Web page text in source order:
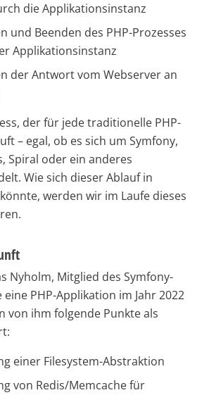
die Applikationsinstanz
und Beenden des PHP-Prozesses
Applikationsinstanz
der Antwort vom Webserver an
der für jede traditionelle PHP-
– egal, ob es sich um Symfony,
Spiral oder ein anderes
Wie sich dieser Ablauf in
werden wir im Laufe dieses
Nyholm, Mitglied des Symfony-
eine PHP-Applikation im Jahr 2022
von ihm folgende Punkte als
einer Filesystem-Abstraktion
von Redis/Memcache für